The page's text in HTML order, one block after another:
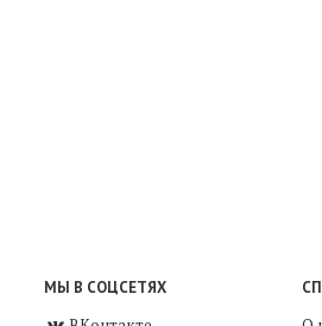
МЫ В СОЦСЕТЯХ